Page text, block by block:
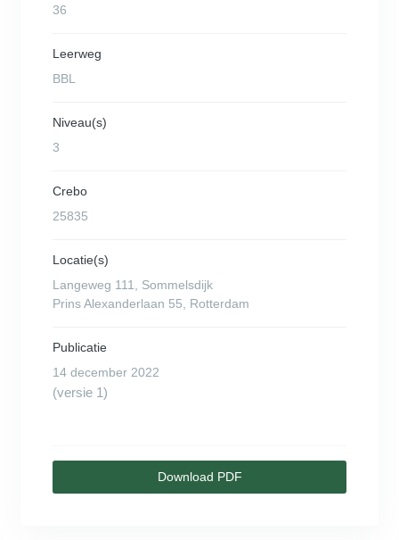
36
Leerweg
BBL
Niveau(s)
3
Crebo
25835
Locatie(s)
Langeweg 111, Sommelsdijk
Prins Alexanderlaan 55, Rotterdam
Publicatie
14 december 2022
(versie 1)
Download PDF